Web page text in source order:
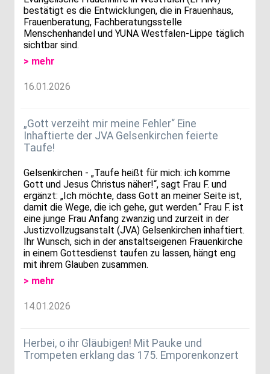
bestätigt es die Entwicklungen, die in Frauenhaus,
Frauenberatung, Fachberatungsstelle
Menschenhandel und YUNA Westfalen-Lippe täglich
sichtbar sind.
> mehr
16.01.2026
„Gott verzeiht mir meine Fehler“ Eine
Inhaftierte der JVA Gelsenkirchen feierte
Taufe!
Gelsenkirchen - „Taufe heißt für mich: ich komme
Gott und Jesus Christus näher!“, sagt Frau F. und
ergänzt: „Ich möchte, dass Gott an meiner Seite ist,
damit die Wege, die ich gehe, gut werden.“ Frau F. ist
eine junge Frau Anfang zwanzig und zurzeit in der
Justizvollzugsanstalt (JVA) Gelsenkirchen inhaftiert.
Ihr Wunsch, sich in der anstaltseigenen Frauenkirche
in einem Gottesdienst taufen zu lassen, hängt eng
mit ihrem Glauben zusammen.
> mehr
14.01.2026
Herbei, o ihr Gläubigen! Mit Pauke und
Trompeten erklang das 175. Emporenkonzert